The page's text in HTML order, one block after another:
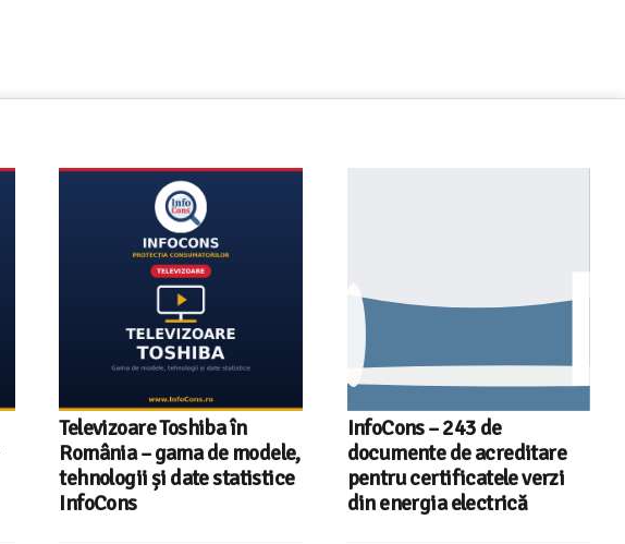
Televizoare Toshiba în
România – gama de modele,
tehnologii și date statistice
InfoCons
InfoCons – 243 de
documente de acreditare
pentru certificatele verzi
din energia electrică